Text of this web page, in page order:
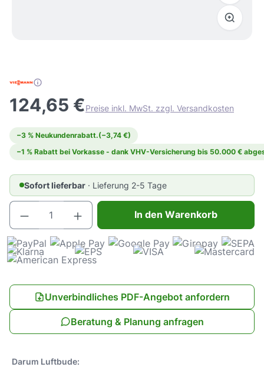
124,65 €Preise inkl. MwSt. zzgl. Versandkosten
−3 % Neukundenrabatt.(−3,74 €)
−1 % Rabatt bei Vorkasse - dank VHV-Versicherung bis 50.000 €
Sofort lieferbar · Lieferung 2-5 Tage
Produkt Anzahl: Gib den gewünschten
In den Warenkorb
Unverbindliches PDF-Angebot anfordern
Beratung & Planung anfragen
Darum Luftbude: